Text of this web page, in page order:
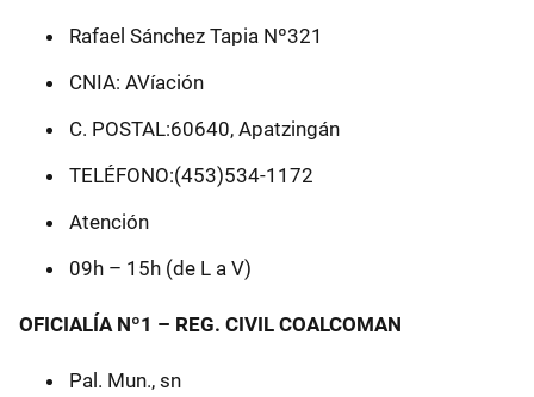
Rafael Sánchez Tapia Nº321
CNIA: AVíación
C. POSTAL:60640, Apatzingán
TELÉFONO:(453)534-1172
Atención
09h – 15h (de L a V)
OFICIALÍA Nº1 – REG. CIVIL COALCOMAN
Pal. Mun., sn